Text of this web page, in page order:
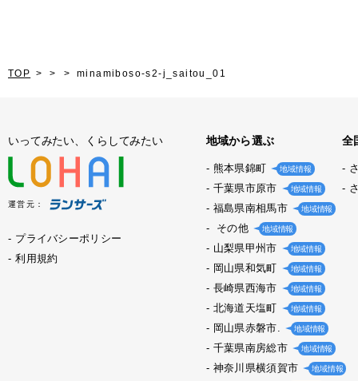
TOP minamiboso-s2-j_saitou_01
いってみたい、くらしてみたい
運営元：
プライバシーポリシー
利用規約
地域から選ぶ
熊本県錦町 地域情報
千葉県市原市 地域情報
福島県南相馬市 地域情報
その他 地域情報
山梨県甲州市 地域情報
岡山県和気町 地域情報
長崎県西海市 地域情報
北海道天塩町 地域情報
岡山県赤磐市. 地域情報
千葉県南房総市 地域情報
神奈川県横須賀市 地域情報
全